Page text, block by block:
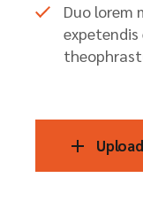
Duo lorem